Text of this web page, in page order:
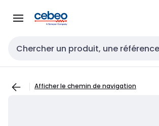
navigationau
Entrée de recherche
Afficher le chemin de navigation